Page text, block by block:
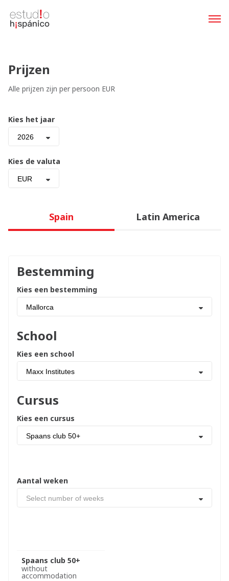
Prijzen
Alle prijzen zijn per persoon EUR
Kies het jaar
2026
Kies de valuta
EUR
Spain Latin America
Bestemming
Kies een bestemming
Mallorca
School
Kies een school
Maxx Institutes
Cursus
Kies een cursus
Spaans club 50+
Aantal weken
Select number of weeks
Spaans club 50+
without
accommodation